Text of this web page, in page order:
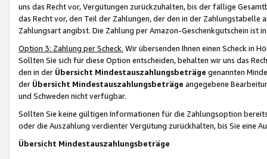
uns das Recht vor, Vergütungen zurückzuhalten, bis der fällige
das Recht vor, den Teil der Zahlungen, der den in der
Zahlungsart angibst. Die Zahlung per Amazon-Geschenkgutschein ist
Option 3: Zahlung per Scheck. Wir übersenden Ihnen einen Scheck in
Sollten Sie sich für diese Option entscheiden, behalten wir uns das
den in der Übersicht Mindestauszahlungsbeträge genannten
der Übersicht Mindestauszahlungsbeträge angegebene
und Schweden nicht verfügbar.
Sollten Sie keine gültigen Informationen für die Zahlungsoption
oder die Auszahlung verdienter Vergütung zurückhalten, bis Sie
Übersicht Mindestauszahlungsbeträge